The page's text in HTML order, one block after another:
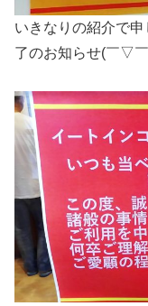
いきなりの紹介で
了のお知らせ(￣▽